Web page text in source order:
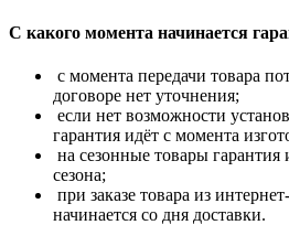
С какого момента начинается
с момента передачи товара
договоре нет уточнения;
если нет возможности
гарантия идёт с момента
на сезонные товары гарантия
сезона;
при заказе товара из
начинается со дня доставки.